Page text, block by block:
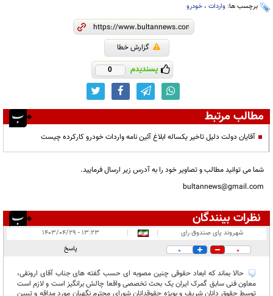
برچسب ها: واردات ، خودرو
گزارش خطا
پسندیدم 0
مطالب مرتبط
آقایان دولت دلیل تاخیر یکساله ابلاغ آئین نامه واردات خودرو کارکرده چیست
شما می توانید مطالب و تصاویر خود را به آدرس زیر ارسال فرمایید.
bultannews@gmail.com
نظرات بینندگان
انتشار یافته: ۲
در انتظار بررسی:
شهروند پای صندوق رای |
|
۱۳:۲۳ - ۱۴۰۳/۰۴/۲۹
0
0 پاسخ
حالا بماند که ابعاد حقوقی چنین مصوبه ای حسب گفته های جناب آقای ارونقی،
معاون فنی سابق گمرک ایران یک بحث تخصصی واقعا چالش برانگیز است و لازم است
توسط حقوق دانان شریف و بویژه حقوقدانان شورای محترم نگهبان مورد مداقه و تبیین